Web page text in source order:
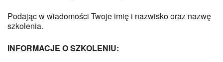
Podając w wiadomości Twoje imię i nazwisko oraz nazwę
szkolenia.
INFORMACJE O SZKOLENIU: